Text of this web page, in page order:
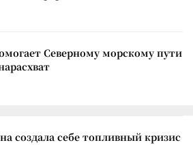
Северному морскому пути
создала себе топливный кризис